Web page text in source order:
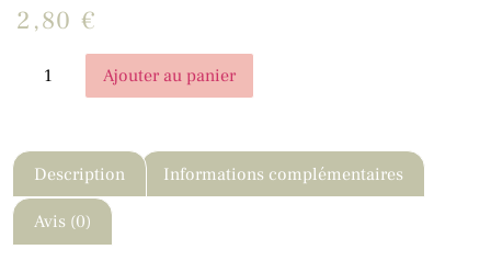
2,80 €
Ajouter au panier
Description Informations complémentaires
Avis (0)